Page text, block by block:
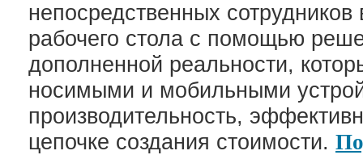
непосредственных
рабочего стола с помощью
дополненной реальности,
носимыми и мобильными
производительность,
цепочке создания стоимости.